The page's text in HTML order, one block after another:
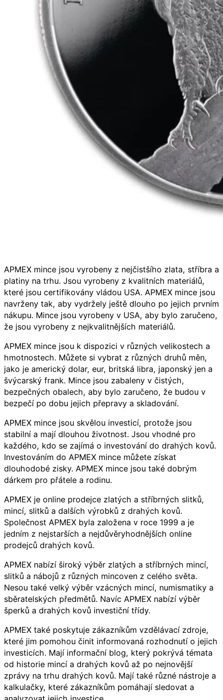
APMEX mince jsou vyrobeny z nejčistšího zlata, stříbra a
platiny na trhu. Jsou vyrobeny z kvalitních materiálů,
které jsou certifikovány vládou USA. APMEX mince jsou
navrženy tak, aby vydržely ještě dlouho po jejich prvním
nákupu. Mince jsou vyrobeny v USA, aby bylo zaručeno,
že jsou vyrobeny z nejkvalitnějších materiálů.
APMEX mince jsou k dispozici v různých velikostech a
hmotnostech. Můžete si vybrat z různých druhů měn,
jako je americký dolar, eur, britská libra, japonský jen a
švýcarský frank. Mince jsou zabaleny v čistých,
bezpečných obalech, aby bylo zaručeno, že budou v
bezpečí po dobu jejich přepravy a skladování.
APMEX mince jsou skvělou investicí, protože jsou
stabilní a mají dlouhou životnost. Jsou vhodné pro
každého, kdo se zajímá o investování do drahých kovů.
Investováním do APMEX mince můžete získat
dlouhodobé zisky. APMEX mince jsou také dobrým
dárkem pro přátele a rodinu.
APMEX je online prodejce zlatých a stříbrných slitků,
mincí, slitků a dalších výrobků z drahých kovů.
Společnost APMEX byla založena v roce 1999 a je
jedním z nejstarších a nejdůvěryhodnějších online
prodejců drahých kovů.
APMEX nabízí široký výběr zlatých a stříbrných mincí,
slitků a nábojů z různých mincoven z celého světa.
Nesou také velký výběr vzácných mincí, numismatiky a
sběratelských předmětů. Navíc APMEX nabízí výběr
šperků a drahých kovů investiční třídy.
APMEX také poskytuje zákazníkům vzdělávací zdroje,
které jim pomohou činit informovaná rozhodnutí o jejich
investicích. Mají informační blog, který pokrývá témata
od historie mincí a drahých kovů až po nejnovější
zprávy na trhu drahých kovů. Mají také různé nástroje a
kalkulačky, které zákazníkům pomáhají sledovat a